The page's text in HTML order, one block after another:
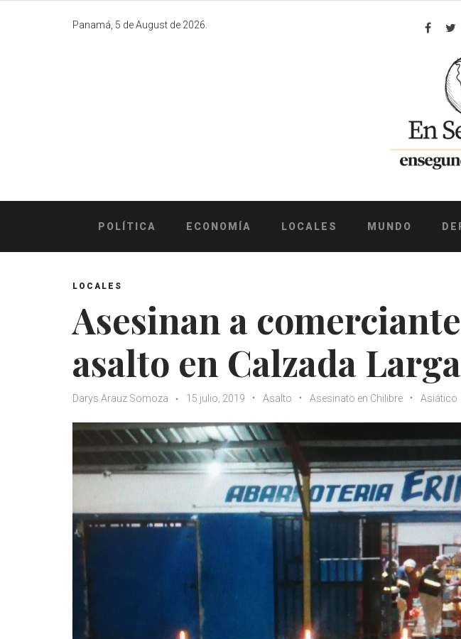
Panamá, 5 de August de 2026.
POLÍTICA ECONOMÍA LOCALES MUNDO
LOCALES
Asesinan a
asalto en Calzada Larga
Darys Arauz Somoza 15 julio, 2019 Asalto Asesinato en Chilibre Asiático